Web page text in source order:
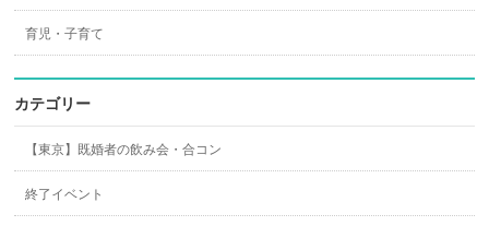
育児・子育て
カテゴリー
【東京】既婚者の飲み会・合コン
終了イベント